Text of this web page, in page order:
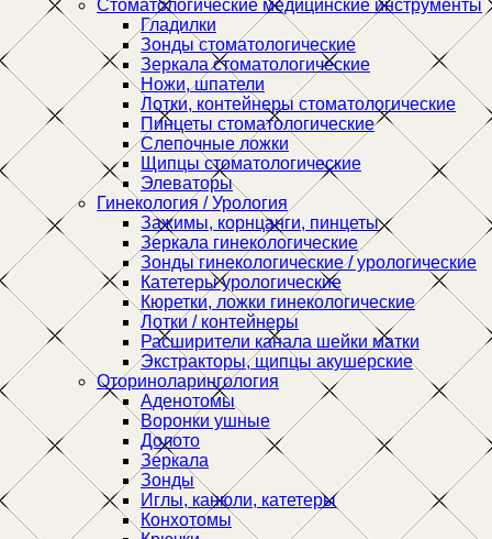
Стоматологические медицинские инструменты
Гладилки
Зонды стоматологические
Зеркала стоматологические
Ножи, шпатели
Лотки, контейнеры стоматологические
Пинцеты стоматологические
Слепочные ложки
Щипцы стоматологические
Элеваторы
Гинекология / Урология
Зажимы, корнцанги, пинцеты
Зеркала гинекологические
Зонды гинекологические / урологические
Катетеры урологические
Кюретки, ложки гинекологические
Лотки / контейнеры
Расширители канала шейки матки
Экстракторы, щипцы акушерские
Оториноларингология
Аденотомы
Воронки ушные
Долото
Зеркала
Зонды
Иглы, канюли, катетеры
Конхотомы